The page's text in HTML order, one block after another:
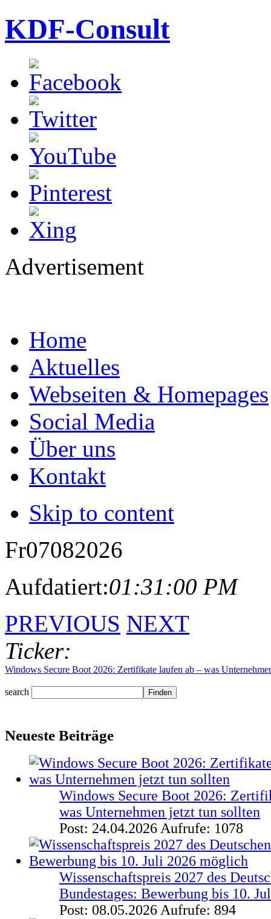
KDF-Consult
Advertisement
Home
Aktuelles
Webseiten & Homepages
Social Media
Über uns
Kontakt
Skip to content
Fr07082026
Aufdatiert:01:31:00 PM
PREVIOUS NEXT
Ticker:
Windows Secure Boot 2026: Zertifikate laufen ab – was
search
Neueste Beiträge
Windows Secure Boot 2026:
was Unternehmen jetzt tun sollten
Post: 24.04.2026Aufrufe: 1078
Wissenschaftspreis 2027 des
Bundestages: Bewerbung bis 10.
Post: 08.05.2026Aufrufe: 894